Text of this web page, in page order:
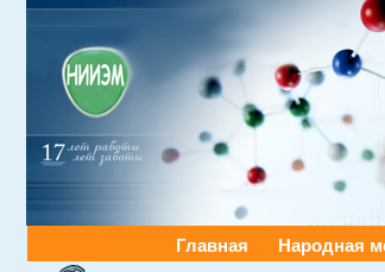
Главная Народная